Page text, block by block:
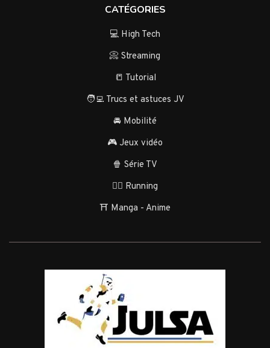
CATÉGORIES
💻 High Tech
📀 Streaming
📒 Tutorial
🧑‍💻 Trucs et astuces JV
🚘 Mobilité
🎮 Jeux vidéo
🍿 Série TV
🏃‍♂️ Running
⛩️ Manga - Anime